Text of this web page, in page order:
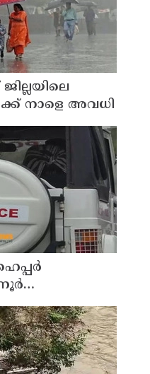
നാളെ അവധി
പിടിയിൽ